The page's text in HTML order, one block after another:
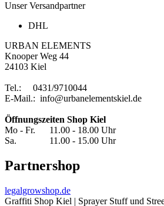
Unser Versandpartner
DHL
URBAN ELEMENTS
Knooper Weg 44
24103 Kiel
Tel.: 0431/9710044
E-Mail.: info@urbanelementskiel.de
Öffnungszeiten Shop Kiel
Mo - Fr. 11.00 - 18.00 Uhr
Sa. 11.00 - 15.00 Uhr
Partnershop
legalgrowshop.de
Graffiti Shop Kiel | Sprayer Stuff und